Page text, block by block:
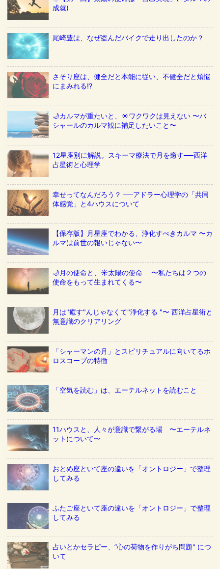
成就)
尾崎豊は、なぜ盗んだバイクで走り出したのか？
さそり座は、健全だと本能に従い、不健全だと煩悩
にまみれる!?
🌙カルマが重たいと、☀️ワクワクは見えない 〜バ
シャールのカルマ観に補足したいこと〜
12星座別に解説。スキーマ療法で月を癒す──西洋
占星術と心理学
幸せってなんだろう？ ──アドラー心理学の「共同
体感覚」と4ハウスについて
【保存版】月星座でわかる、浄化すべきカルマ 〜カ
ルマは前世の報いじゃない〜
🌙月の使命と、☀️太陽の使命 〜私たちは２つの
使命をもって生まれてくる〜
月は"癒す"んじゃなくて"浄化する "〜 西洋占星術と
無意識のクリアリング
「シャーマンの月」とスピリチュアルに向いてるホ
ロスコープの特徴
「空気を読む」は、エーテルネットを読むこと
11ハウスと、人々が意識で繋がる場 〜エーテルネ
ットについて〜
おとめ座といて座の違いを「オントロジー」で整理
してみる
ふたご座といて座の違いを「オントロジー」で整理
してみる
占いとかセラピー、”心の荷物を作りがち問題" につ
いて